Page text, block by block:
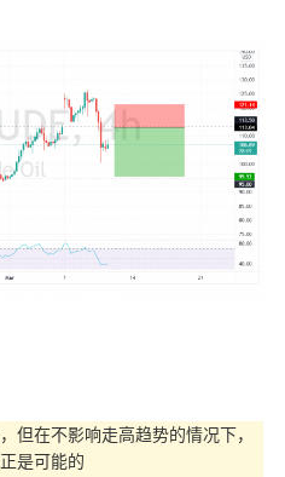
但在不影响走高趋势的情况下，
是可能的